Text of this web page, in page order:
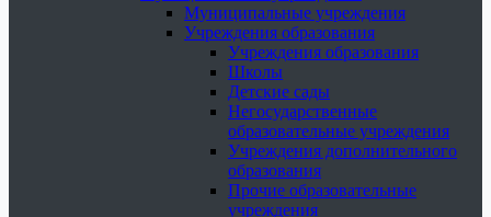
Муниципальные учреждения
Учреждения образования
Учреждения образования
Школы
Детские сады
Негосударственные
образовательные учреждения
Учреждения дополнительного
образования
Прочие образовательные
учреждения